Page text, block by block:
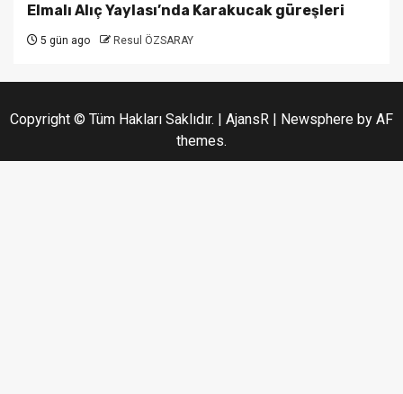
Elmalı Alıç Yaylası’nda Karakucak güreşleri
5 gün ago Resul ÖZSARAY
Copyright © Tüm Hakları Saklıdır. | AjansR | Newsphere by AF
themes.